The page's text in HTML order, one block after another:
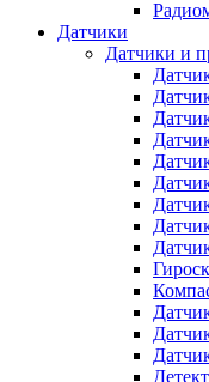
Датчики
Датчики и